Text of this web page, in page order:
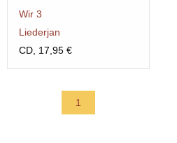
Wir 3
Liederjan
CD, 17,95 €
1